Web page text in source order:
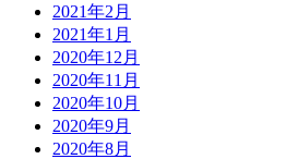
2021年2月
2021年1月
2020年12月
2020年11月
2020年10月
2020年9月
2020年8月